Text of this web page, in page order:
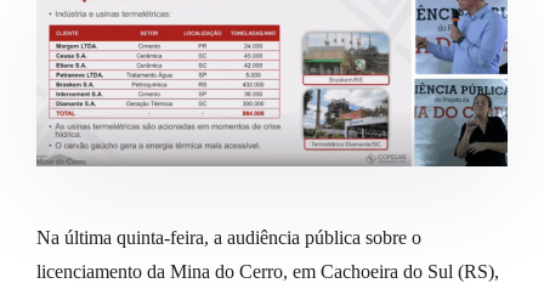
Na última quinta-feira, a audiência pública sobre o
licenciamento da Mina do Cerro, em Cachoeira do Sul (RS),